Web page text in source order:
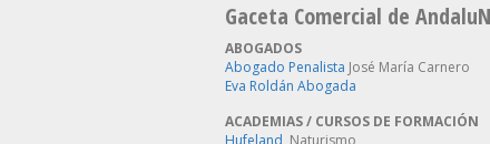
Gaceta Comercial de
ABOGADOS
Abogado Penalista José María Carnero
Eva Roldán Abogada
ACADEMIAS / CURSOS DE FORMACIÓN
Hufeland, Naturismo